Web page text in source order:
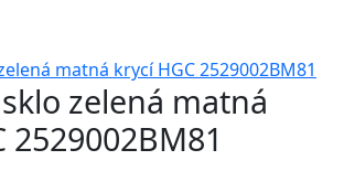
zelená matná
2529002BM81